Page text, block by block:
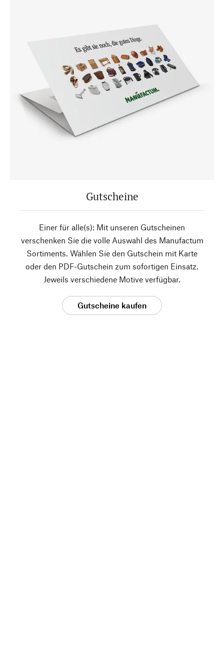
Gutscheine
Einer für alle(s): Mit unseren Gutscheinen
verschenken Sie die volle Auswahl des Manufactum
Sortiments. Wählen Sie den Gutschein mit Karte
oder den PDF-Gutschein zum sofortigen Einsatz.
Jeweils verschiedene Motive verfügbar.
Gutscheine kaufen